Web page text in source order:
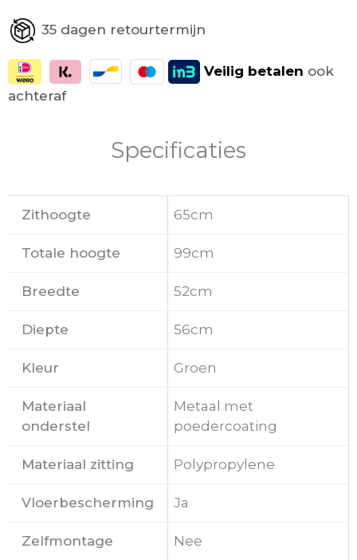
35 dagen retourtermijn
Veilig betalen ook
achteraf
Specificaties
Zithoogte 65cm
Totale hoogte 99cm
Breedte 52cm
Diepte 56cm
Kleur Groen
Materiaal
onderstel
Metaal met
poedercoating
Materiaal zitting Polypropylene
Vloerbescherming Ja
Zelfmontage Nee